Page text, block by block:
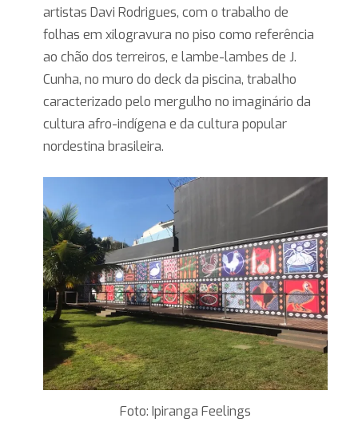
artistas Davi Rodrigues, com o trabalho de
folhas em xilogravura no piso como referência
ao chão dos terreiros, e lambe-lambes de J.
Cunha, no muro do deck da piscina, trabalho
caracterizado pelo mergulho no imaginário da
cultura afro-indígena e da cultura popular
nordestina brasileira.
Foto: Ipiranga Feelings